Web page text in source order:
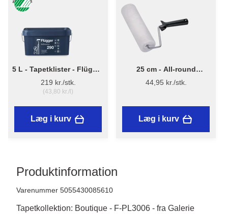
5 L - Tapetklister - Flügger
Adhesive 290
219 kr./stk.
(43,80 kr./l)
Læg i kurv
25 cm - All-round
Malerrulle m/skaft
44,95 kr./stk.
Læg i kurv
Produktinformation
Varenummer 5055430085610
Tapetkollektion: Boutique - F-PL3006 - fra Galerie